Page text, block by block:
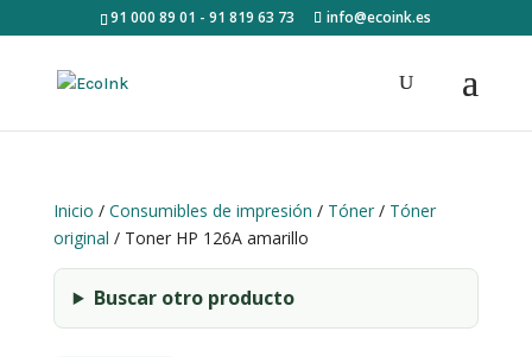
91 000 89 01 - 91 819 63 73 info@ecoink.es
Inicio / Consumibles de impresión / Tóner/ Tóner
original / Toner HP 126A amarillo
Buscar otro producto